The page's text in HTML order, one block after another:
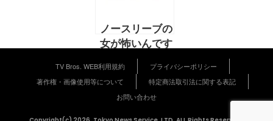
ノースリーブの
女が怖いんです
が、どうやった
ら克服できます
か？【光浦靖子
連載】
TV Bros. WEB利用規約
プライバシーポリシー
著作権・画像使用等について
特定商法取引法に関する表記
お問い合わせ